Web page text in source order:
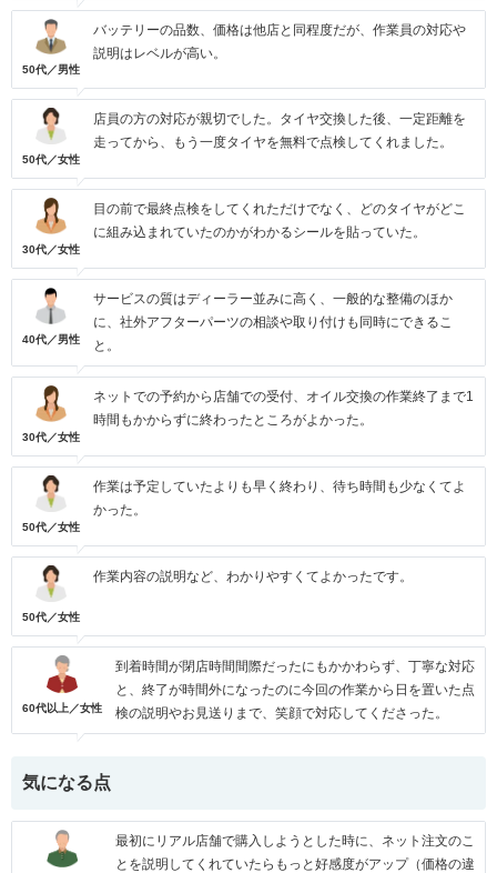
50代／男性
バッテリーの品数、価格は他店と同程度だが、作業員の対応や
説明はレベルが高い。
50代／女性
店員の方の対応が親切でした。タイヤ交換した後、一定距離を
走ってから、もう一度タイヤを無料で点検してくれました。
30代／女性
目の前で最終点検をしてくれただけでなく、どのタイヤがどこ
に組み込まれていたのかがわかるシールを貼っていた。
40代／男性
サービスの質はディーラー並みに高く、一般的な整備のほか
に、社外アフターパーツの相談や取り付けも同時にできるこ
と。
30代／女性
ネットでの予約から店舗での受付、オイル交換の作業終了まで1
時間もかからずに終わったところがよかった。
50代／女性
作業は予定していたよりも早く終わり、待ち時間も少なくてよ
かった。
50代／女性
作業内容の説明など、わかりやすくてよかったです。
60代以上／女性
到着時間が閉店時間間際だったにもかかわらず、丁寧な対応
と、終了が時間外になったのに今回の作業から日を置いた点
検の説明やお見送りまで、笑顔で対応してくださった。
気になる点
最初にリアル店舗で購入しようとした時に、ネット注文のこ
とを説明してくれていたらもっと好感度がアップ（価格の違